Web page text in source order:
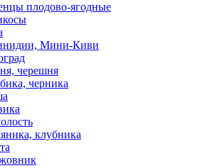
плодово-ягодные
Мини-Киви
черешня
черника
клубника